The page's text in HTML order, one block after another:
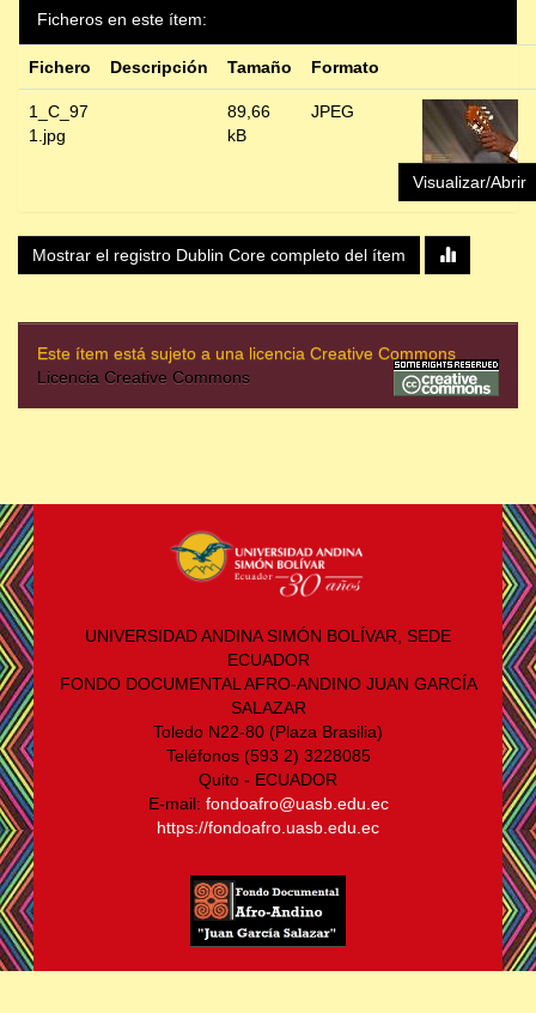
Ficheros en este ítem:
Fichero Descripción Tamaño Formato
1_C_97
1.jpg
89,66
kB
JPEG
Visualizar/Abrir
Mostrar el registro Dublin Core completo del ítem
Este ítem está sujeto a una licencia Creative Commons
Licencia Creative Commons
UNIVERSIDAD ANDINA SIMÓN BOLÍVAR, SEDE
ECUADOR
FONDO DOCUMENTAL AFRO-ANDINO JUAN GARCÍA
SALAZAR
Toledo N22-80 (Plaza Brasilia)
Teléfonos (593 2) 3228085
Quito - ECUADOR
E-mail: fondoafro@uasb.edu.ec
https://fondoafro.uasb.edu.ec